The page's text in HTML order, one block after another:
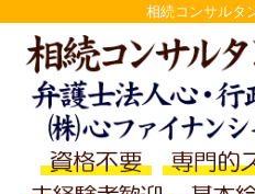
相続コンサルタ